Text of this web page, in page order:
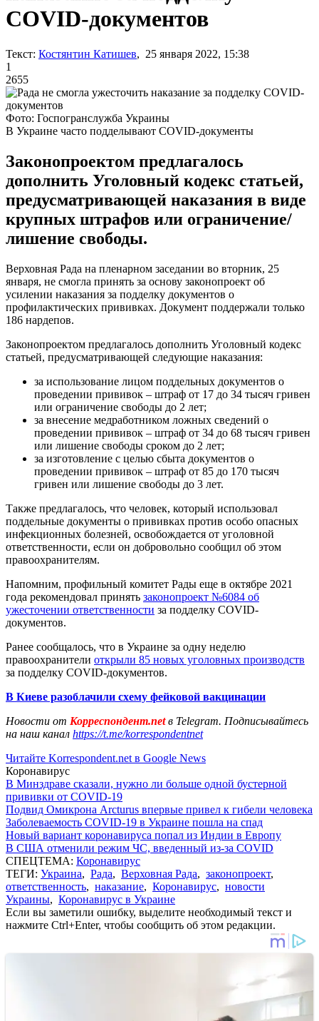
COVID-документов
Текст: Костянтин Катишев, 25 января 2022, 15:38
1
2655
Фото: Госпогранслужба Украины
В Украине часто подделывают COVID-документы
Законопроектом предлагалось
дополнить Уголовный кодекс статьей,
предусматривающей наказания в виде
крупных штрафов или ограничение/
лишение свободы.
Верховная Рада на пленарном заседании во вторник, 25
января, не смогла принять за основу законопроект об
усилении наказания за подделку документов о
профилактических прививках. Документ поддержали только
186 нардепов.
Законопроектом предлагалось дополнить Уголовный кодекс
статьей, предусматривающей следующие наказания:
за использование лицом поддельных документов о
проведении прививок – штраф от 17 до 34 тысяч гривен
или ограничение свободы до 2 лет;
за внесение медработником ложных сведений о
проведении прививок – штраф от 34 до 68 тысяч гривен
или лишение свободы сроком до 2 лет;
за изготовление с целью сбыта документов о
проведении прививок – штраф от 85 до 170 тысяч
гривен или лишение свободы до 3 лет.
Также предлагалось, что человек, который использовал
поддельные документы о прививках против особо опасных
инфекционных болезней, освобождается от уголовной
ответственности, если он добровольно сообщил об этом
правоохранителям.
Напомним, профильный комитет Рады еще в октябре 2021
года рекомендовал принять законопроект №6084 об
ужесточении ответственности за подделку COVID-
документов.
Ранее сообщалось, что в Украине за одну неделю
правоохранители открыли 85 новых уголовных производств
за подделку COVID-документов.
В Киеве разоблачили схему фейковой вакцинации
Новости от Корреспондент.netв Telegram. Подписывайтесь
на наш канал https://t.me/korrespondentnet
Читайте Korrespondent.net в Google News
Коронавирус
В Минздраве сказали, нужно ли больше одной бустерной
прививки от COVID-19
Подвид Омикрона Arcturus впервые привел к гибели человека
Заболеваемость COVID-19 в Украине пошла на спад
Новый вариант коронавируса попал из Индии в Европу
В США отменили режим ЧС, введенный из-за COVID
СПЕЦТЕМА: Коронавирус
ТЕГИ: Украина, Рада, Верховная Рада, законопроект,
ответственность, наказание, Коронавирус, новости
Украины, Коронавирус в Украине
Если вы заметили ошибку, выделите необходимый текст и
нажмите Ctrl+Enter, чтобы сообщить об этом редакции.